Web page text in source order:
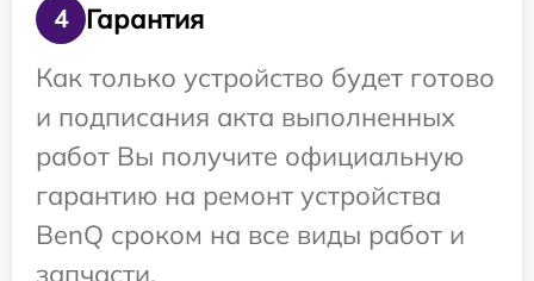
4
Гарантия
Как только устройство будет готово
и подписания акта выполненных
работ Вы получите официальную
гарантию на ремонт устройства
BenQ сроком на все виды работ и
запчасти.